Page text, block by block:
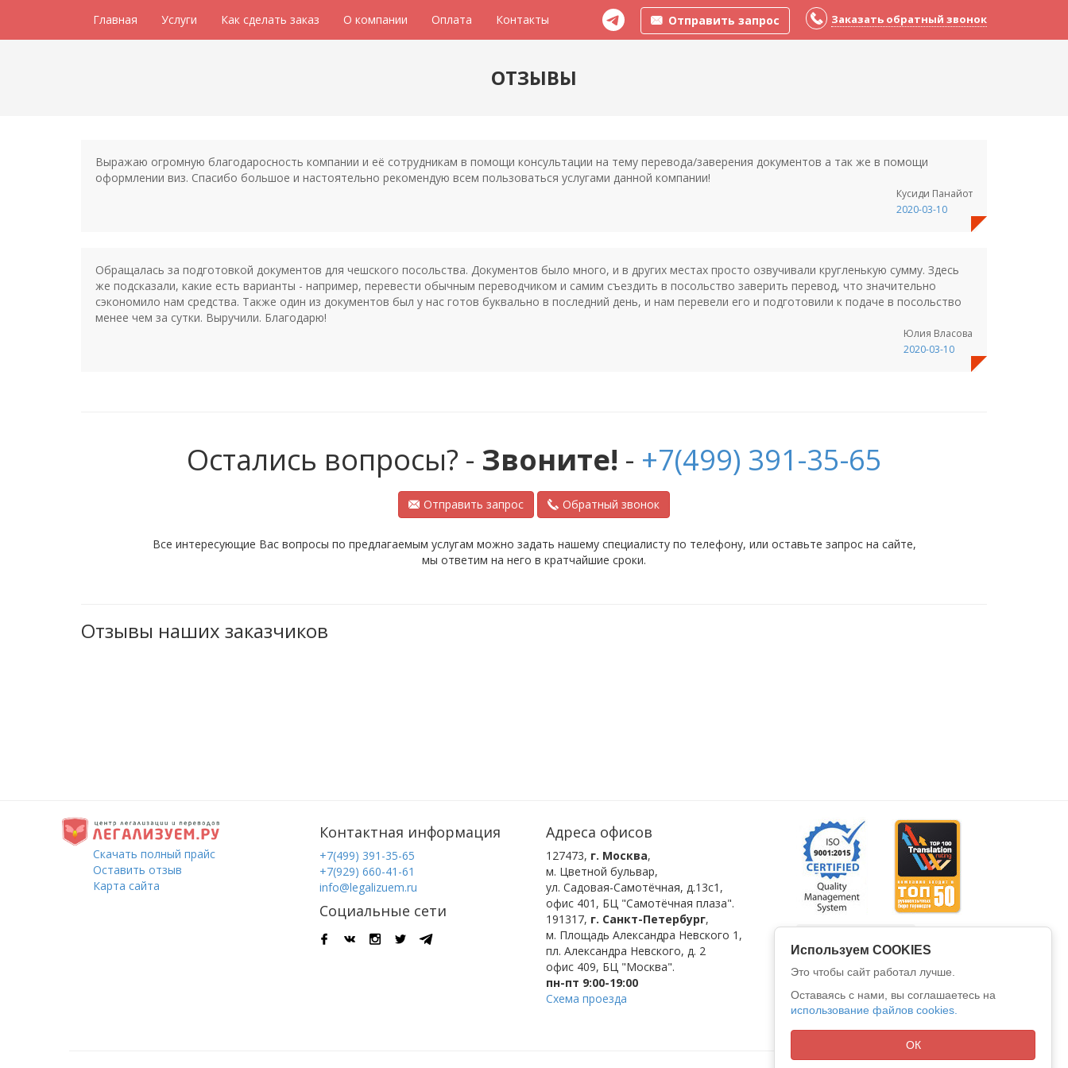
Отправить запрос Заказать обратный звонок
Главная Услуги Как сделать заказ О компании Оплата Контакты
ОТЗЫВЫ
Выражаю огромную благодаросность компании и её сотрудникам в помощи консультации на тему перевода/заверения документов а так же в помощи
оформлении виз. Спасибо большое и настоятельно рекомендую всем пользоваться услугами данной компании!
Кусиди Панайот
2020-03-10
Обращалась за подготовкой документов для чешского посольства. Документов было много, и в других местах просто озвучивали кругленькую сумму. Здесь
же подсказали, какие есть варианты - например, перевести обычным переводчиком и самим съездить в посольство заверить перевод, что значительно
сэкономило нам средства. Также один из документов был у нас готов буквально в последний день, и нам перевели его и подготовили к подаче в посольство
менее чем за сутки. Выручили. Благодарю!
Юлия Власова
2020-03-10
Остались вопросы? - Звоните! - +7(499) 391-35-65
Отправить запрос Обратный звонок
Все интересующие Вас вопросы по предлагаемым услугам можно задать нашему специалисту по телефону, или оставьте запрос на сайте,
мы ответим на него в кратчайшие сроки.
Отзывы наших заказчиков
Скачать полный прайс
Оставить отзыв
Карта сайта
Контактная информация
+7(499) 391-35-65
+7(929) 660-41-61
info@legalizuem.ru
Социальные сети
Адреса офисов
127473, г. Москва,
м. Цветной бульвар,
ул. Садовая-Самотёчная, д.13с1,
офис 401, БЦ "Самотёчная плаза".
191317, г. Санкт-Петербург,
м. Площадь Александра Невского 1 ,
пл. Александра Невского, д. 2
офис 409, БЦ "Москва".
пн-пт 9:00-19:00
Схема проезда
Используем COOKIES
Это чтобы сайт работал лучше.
Оставаясь с нами, вы соглашаетесь на
использование файлов cookies.
ОК